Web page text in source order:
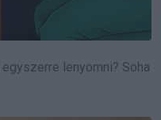
lenyomni? Soha